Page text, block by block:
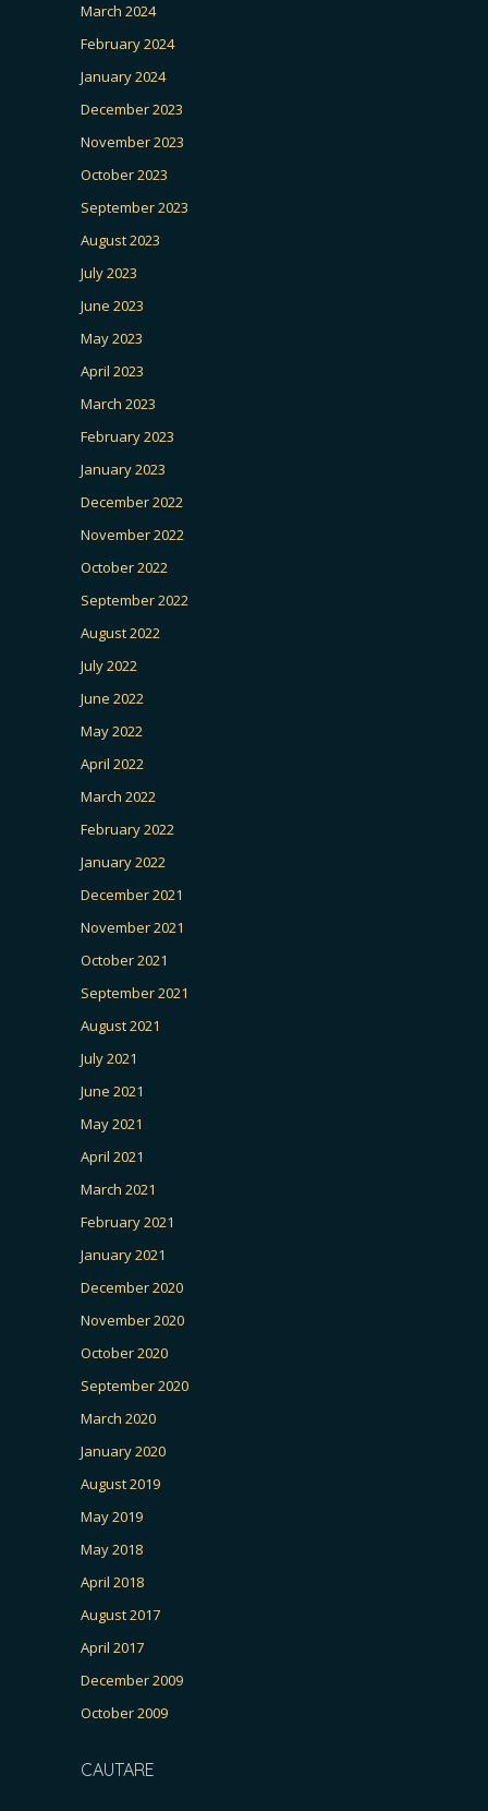
March 2024
February 2024
January 2024
December 2023
November 2023
October 2023
September 2023
August 2023
July 2023
June 2023
May 2023
April 2023
March 2023
February 2023
January 2023
December 2022
November 2022
October 2022
September 2022
August 2022
July 2022
June 2022
May 2022
April 2022
March 2022
February 2022
January 2022
December 2021
November 2021
October 2021
September 2021
August 2021
July 2021
June 2021
May 2021
April 2021
March 2021
February 2021
January 2021
December 2020
November 2020
October 2020
September 2020
March 2020
January 2020
August 2019
May 2019
May 2018
April 2018
August 2017
April 2017
December 2009
October 2009
CAUTARE